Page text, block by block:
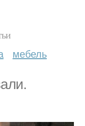
мебель